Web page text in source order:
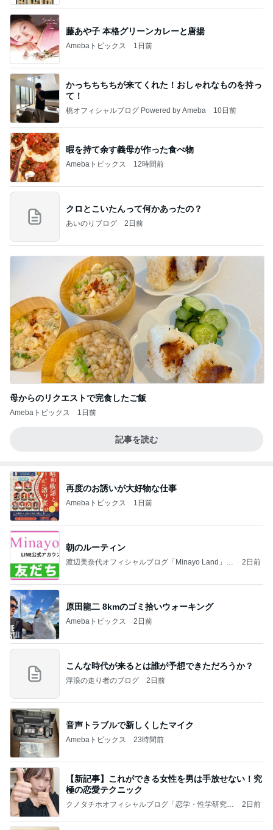
藤あや子 本格グリーンカレーと唐揚
Amebaトピックス 1日前
かっちちちちが来てくれた！おしゃれなものを持っ
て！
桃オフィシャルブログ Powered by Ameba 10日前
暇を持て余す義母が作った食べ物
Amebaトピックス 12時間前
クロとこいたんって何かあったの？
あいのりブログ 2日前
母からのリクエストで完食したご飯
Amebaトピックス 1日前
記事を読む
再度のお誘いが大好物な仕事
Amebaトピックス 1日前
朝のルーティン
渡辺美奈代オフィシャルブログ「Minayo Land」P
2日前
原田龍二 8kmのゴミ拾いウォーキング
Amebaトピックス 2日前
こんな時代が来るとは誰が予想できただろうか？
浮浪の走り者のブログ 2日前
音声トラブルで新しくしたマイク
Amebaトピックス 23時間前
【新記事】これができる女性を男は手放せない！究
極の恋愛テクニック
クノタチホオフィシャルブログ「恋学・性学研究
2日前